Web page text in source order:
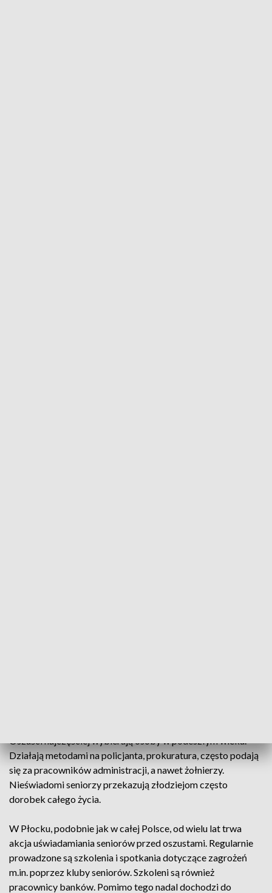
Oszuści najczęściej wybierają osoby w podeszłym wieku.
Działają metodami na policjanta, prokuratura, często podają
się za pracowników administracji, a nawet żołnierzy.
Nieświadomi seniorzy przekazują złodziejom często
dorobek całego życia.
W Płocku, podobnie jak w całej Polsce, od wielu lat trwa
akcja uświadamiania seniorów przed oszustami. Regularnie
prowadzone są szkolenia i spotkania dotyczące zagrożeń
m.in. poprzez kluby seniorów. Szkoleni są również
pracownicy banków. Pomimo tego nadal dochodzi do